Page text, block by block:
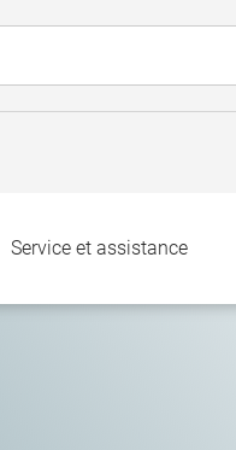
Service et assistance